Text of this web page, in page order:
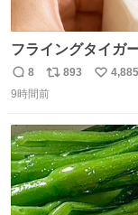
フライングタイガ
並べれば“デンマークの街並み”に
コッタの全9種 -
返
信
8
リ
ポ
ト
数
893
い
数
4,885
9時間前